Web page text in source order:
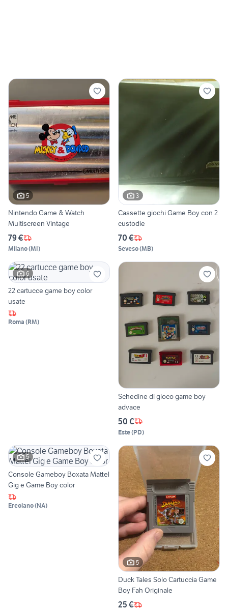
5
Nintendo Game & Watch
Multiscreen Vintage
79 €
Milano(MI)
3
Cassette giochi Game Boy con 2
custodie
70 €
Seveso(MB)
6
22 cartucce game boy color
usate
Roma (RM)
Schedine di gioco game boy
advace
50 €
Este(PD)
5
Console Gameboy Boxata Mattel
Gig e Game Boy color
Ercolano(NA)
5
Duck Tales Solo Cartuccia Game
Boy Fah Originale
25 €